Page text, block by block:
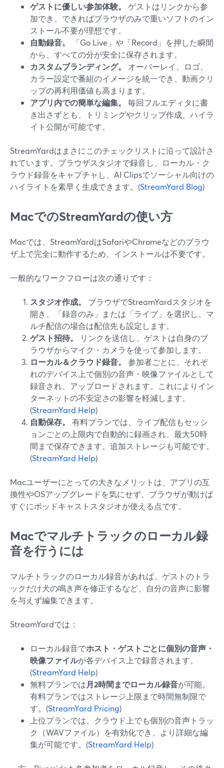
ゲストに優しい参加体験。
ゲストはリンクから参
加でき、できればブラウザのみで重いソフトのイン
ストール不要が理想です。
自動録音。
「Go Live」や「Record」を押した瞬間
から、すべての分が安全に保存されます。
カスタムブランディング。
オーバーレイ、ロゴ、
カラー設定で番組のイメージを統一でき、動画クリ
ップの再利用価値も高まります。
アプリ内での簡単な編集。
毎回フルエディタに書
き出さずとも、トリミングやクリップ作成、ハイラ
イト公開が可能です。
StreamYardはまさにこのチェックリストに沿って設計さ
れています。ブラウザスタジオで録音し、ローカル・ク
ラウド録音をキャプチャし、AI Clipsでソーシャル向けの
ハイライトを素早く生成できます。(StreamYard Blog)
MacでのStreamYardの使い方
Macでは、StreamYardはSafariやChromeなどのブラウ
ザ上で完全に動作するため、インストールは不要です。
一般的なワークフローは次の通りです：
スタジオ作成。
ブラウザでStreamYardスタジオを
開き、「録音のみ」または「ライブ」を選択し、マ
ルチ配信の場合は配信先も設定します。
ゲスト招待。
リンクを送信し、ゲストは自身のブ
ラウザからマイク・カメラを使って参加します。
ローカル＆クラウド録音。
参加者ごとに、それぞ
れのデバイス上で個別の音声・映像ファイルとして
録音され、アップロードされます。これによりイン
ターネットの不安定さの影響を軽減します。
(StreamYard Help)
自動保存。
有料プランでは、ライブ配信もセッシ
ョンごとの上限内で自動的に録画され、最大50時
間まで保存できます。追加ストレージも可能です。
(StreamYard Help)
Macユーザーにとっての大きなメリットは、アプリの互
換性やOSアップグレードを気にせず、ブラウザが動けば
すぐにポッドキャストスタジオが使える点です。
Macでマルチトラックのローカル録
音を行うには
マルチトラックのローカル録音があれば、ゲストのトラ
ックだけ犬の鳴き声を修正するなど、自分の音声に影響
を与えず編集できます。
StreamYardでは：
ローカル録音でホスト・ゲストごとに個別の音声・
映像ファイルが各デバイス上で録音されます。
(StreamYard Help)
無料プランでは月2時間までローカル録音が可能。
有料プランではストレージ上限まで時間無制限で
す。(StreamYard Pricing)
上位プランでは、クラウド上でも個別の音声トラッ
ク（WAVファイル）を有効化でき、より詳細な編
集が可能です。(StreamYard Help)